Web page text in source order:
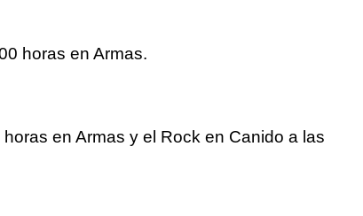
horas en Armas.
en Armas y el Rock en Canido a las